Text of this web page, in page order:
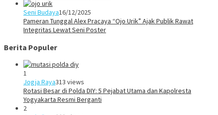
Seni Budaya16/12/2025
Pameran Tunggal Alex Pracaya “Ojo Urik” Ajak Publik Rawat
Integritas Lewat Seni Poster
Berita Populer
1
Jogja Raya313 views
Rotasi Besar di Polda DIY: 5 Pejabat Utama dan Kapolresta
Yogyakarta Resmi Berganti
2